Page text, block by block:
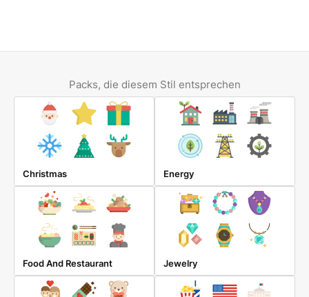
Packs, die diesem Stil entsprechen
Christmas Energy
Food And Restaurant Jewelry